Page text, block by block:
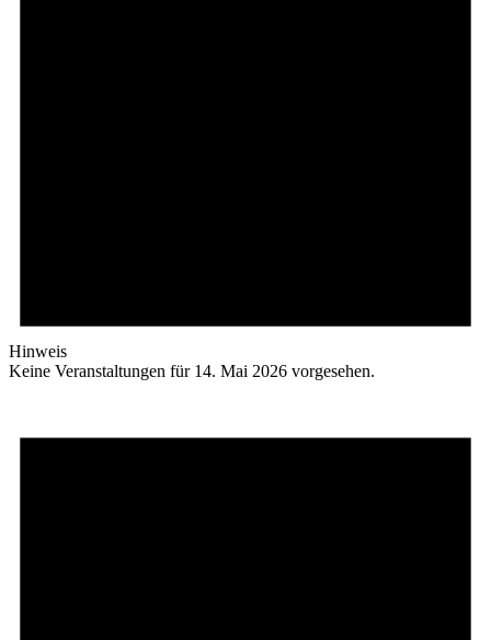
Hinweis
Keine Veranstaltungen für 14. Mai 2026 vorgesehen.